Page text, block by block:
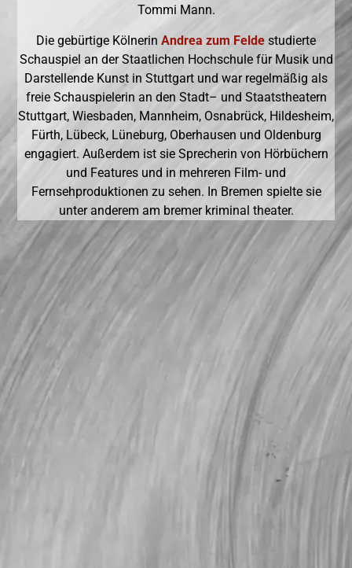
Tommi Mann.
Die gebürtige Kölnerin Andrea zum Felde studierte
Schauspiel an der Staatlichen Hochschule für Musik und
Darstellende Kunst in Stuttgart und war regelmäßig als
freie Schauspielerin an den Stadt– und Staatstheatern
Stuttgart, Wiesbaden, Mannheim, Osnabrück, Hildesheim,
Fürth, Lübeck, Lüneburg, Oberhausen und Oldenburg
engagiert. Außerdem ist sie Sprecherin von Hörbüchern
und Features und in mehreren Film- und
Fernsehproduktionen zu sehen. In Bremen spielte sie
unter anderem am bremer kriminal theater.